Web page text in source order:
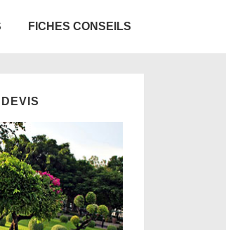
FICHES CONSEILS